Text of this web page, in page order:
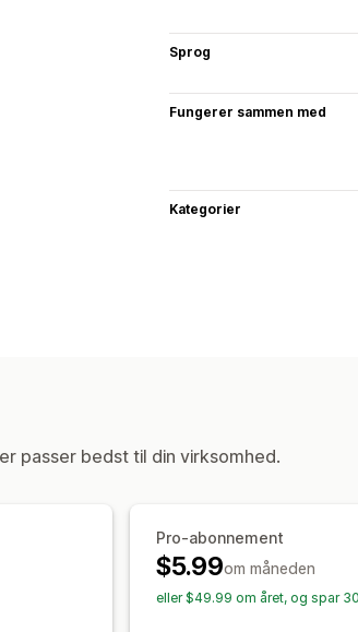
Sprog
Fungerer sammen med
Kategorier
passer bedst til din virksomhed.
Pro-abonnement
$5.99om måneden
eller $49.99 om året, og spar